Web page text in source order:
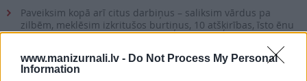
www.manizurnali.lv - Do Not Process My Personal
Information
Paveiksim kopā arī citus darbiņus – saliksim vārdus pa
zilbēm, meklēsim izkritušos burtiņus, 10 atšķirības, īsto ēnu
puķupodiem, saskaitīsim dārzeņus, kastaņus un zīles,
minēsim ēdienu un krustvārdu mīklu, detektīva uzdevumu
un bilžu mīklu par Latvijas putniem.